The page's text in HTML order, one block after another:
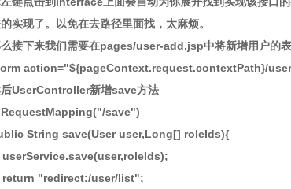
实现了。以免在去路径里面找，太麻烦。
接下来我们需要在pages/user-add.jsp中将新增用户的
action="${pageContext.request.contextPath}/
UserController新增save方法
save")
String save(User user,Long[] roleIds){
"redirect:/user/list";